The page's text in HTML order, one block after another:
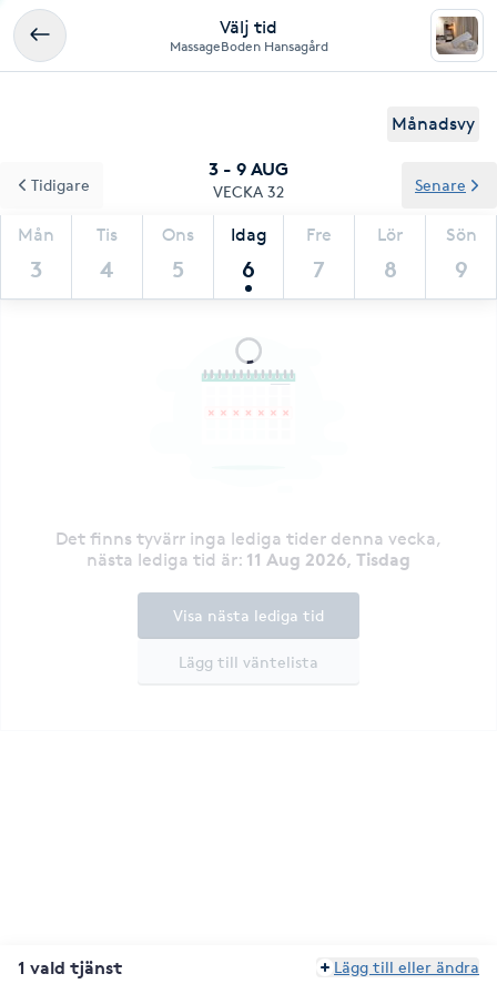
Välj tid
MassageBoden Hansagård
Månadsvy
3 - 9 AUG
VECKA 32
Mån
3
Tis
4
Ons
5
Idag
6
Fre
7
Lör
8
Sön
9
Tidigare Senare
Det finns tyvärr inga lediga tider denna vecka,
nästa lediga tid är: 11 Aug 2026, Tisdag
Lägg till väntelista
Visa nästa lediga tid
1 vald tjänst Lägg till eller ändra